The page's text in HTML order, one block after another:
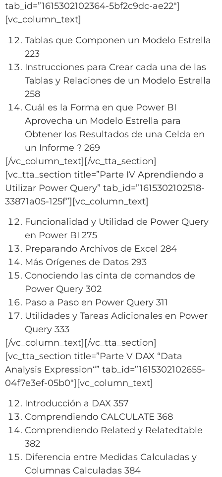
tab_id=”1615302102364-5bf2c9dc-ae22″]
[vc_column_text]
Tablas que Componen un Modelo Estrella
223
Instrucciones para Crear cada una de las
Tablas y Relaciones de un Modelo Estrella
258
Cuál es la Forma en que Power BI
Aprovecha un Modelo Estrella para
Obtener los Resultados de una Celda en
un Informe ? 269
[/vc_column_text][/vc_tta_section]
[vc_tta_section title=”Parte IV Aprendiendo a
Utilizar Power Query” tab_id=”1615302102518-
33871a05-125f”][vc_column_text]
Funcionalidad y Utilidad de Power Query
en Power BI 275
Preparando Archivos de Excel 284
Más Orígenes de Datos 293
Conociendo las cinta de comandos de
Power Query 302
Paso a Paso en Power Query 311
Utilidades y Tareas Adicionales en Power
Query 333
[/vc_column_text][/vc_tta_section]
[vc_tta_section title=”Parte V DAX “Data
Analysis Expression“” tab_id=”1615302102655-
04f7e3ef-05b0″][vc_column_text]
Introducción a DAX 357
Comprendiendo CALCULATE 368
Comprendiendo Related y Relatedtable
382
Diferencia entre Medidas Calculadas y
Columnas Calculadas 384